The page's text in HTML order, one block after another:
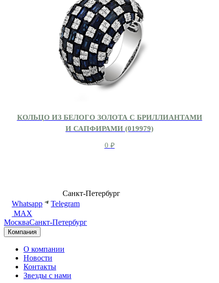
КОЛЬЦО ИЗ БЕЛОГО ЗОЛОТА С БРИЛЛИАНТАМИ
И САПФИРАМИ (019979)
0 ₽
Санкт-Петербург
Whatsapp
Telegram
MAX
МоскваСанкт-Петербург
Компания
О компании
Новости
Контакты
Звезды с нами